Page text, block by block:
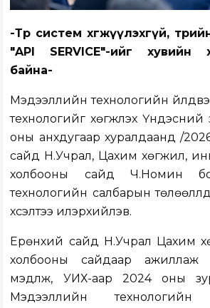
-Төр систем хөгжүүлэхгүй,
"API SERVICE"-ийг
байна-
Мэдээллийн технологийн
технологийг хөгжүүлэх
оны анхдугаар хуралдаанд /
сайд Н.Учрал, Цахим хөгжил,
холбооны сайд Ч.Номин
технологийн салбарын
хүсэлтээ илэрхийлэв.
Ерөнхий сайд Н.Учрал Цахим
холбооны сайдаар ажиллаж
мэдүүлж, УИХ-аар 2024 оны
Мэдээллийн технологийн